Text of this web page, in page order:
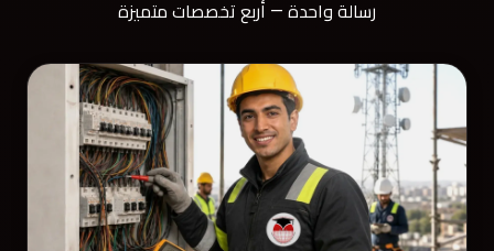
رسالة واحدة — أربع تخصصات متميزة